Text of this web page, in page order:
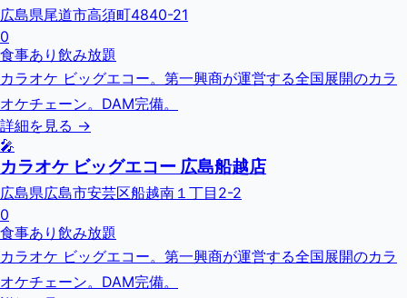
広島県尾道市高須町4840-21
0
食事あり 飲み放題
カラオケ ビッグエコー。第一興商が運営する全国展開のカラ
オケチェーン。DAM完備。
詳細を見る →
🎤
カラオケ ビッグエコー 広島船越店
広島県広島市安芸区船越南１丁目2-2
0
食事あり 飲み放題
カラオケ ビッグエコー。第一興商が運営する全国展開のカラ
オケチェーン。DAM完備。